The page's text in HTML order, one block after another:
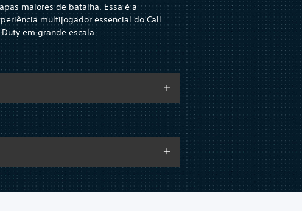
maiores de batalha. Essa é a
multijogador essencial do Call
em grande escala.